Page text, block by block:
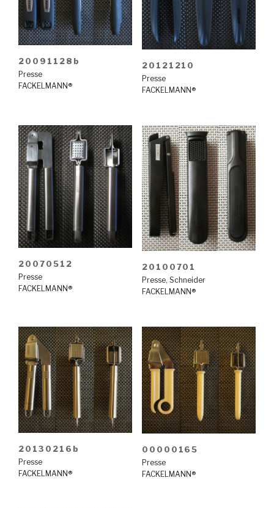
20091128b
Presse
FACKELMANN®
20121210
Presse
FACKELMANN®
20070512
Presse
FACKELMANN®
20100701
Presse, Schneider
FACKELMANN®
20130216b
Presse
FACKELMANN®
00000165
Presse
FACKELMANN®